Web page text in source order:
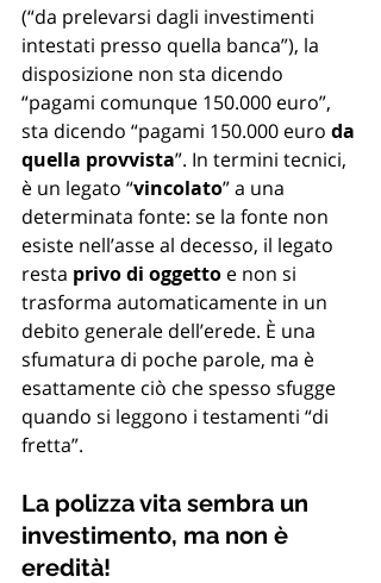
(“da prelevarsi dagli investimenti
intestati presso quella banca”), la
disposizione non sta dicendo
“pagami comunque 150.000 euro”,
sta dicendo “pagami 150.000 euro da
quella provvista”. In termini tecnici,
è un legato “vincolato” a una
determinata fonte: se la fonte non
esiste nell’asse al decesso, il legato
resta privo di oggetto e non si
trasforma automaticamente in un
debito generale dell’erede. È una
sfumatura di poche parole, ma è
esattamente ciò che spesso sfugge
quando si leggono i testamenti “di
fretta”.
La polizza vita sembra un
investimento, ma non è
eredità!